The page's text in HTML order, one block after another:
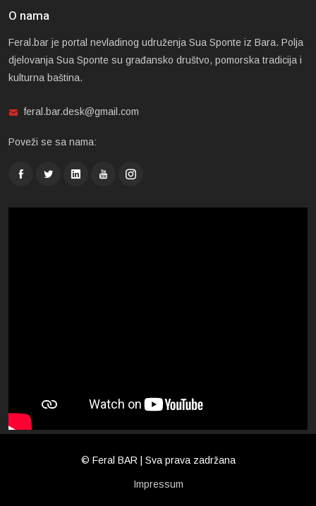
O nama
Feral.bar je portal nevladinog udruženja Sua Sponte iz Bara. Polja
djelovanja Sua Sponte su građansko društvo, pomorska tradicija i
kulturna baština.
feral.bar.desk@gmail.com
Poveži se sa nama:
© Feral BAR | Sva prava zadržana
Impressum